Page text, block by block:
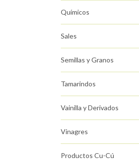
Químicos
Sales
Semillas y Granos
Tamarindos
Vainilla y Derivados
Vinagres
Productos Cu-Cú